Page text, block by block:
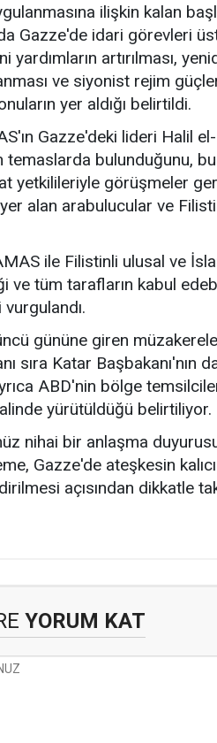
ilişkin kalan
Gazze'de idari görevleri
yardımların artırılması,
ve siyonist rejim
yer aldığı belirtildi.
Gazze'deki lideri Halil
temaslarda bulunduğunu,
yetkilileriyle görüşmeler
alan arabulucular ve
ile Filistinli ulusal ve
ve tüm tarafların kabul
gününe giren
sıra Katar Başbakanı'nın
ABD'nin bölge
yürütüldüğü belirtiliyor.
nihai bir anlaşma
Gazze'de ateşkesin
açısından dikkatle
YORUM KAT